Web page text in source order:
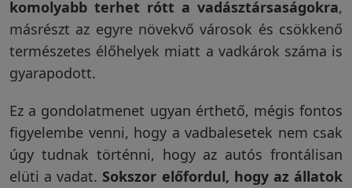
komolyabb terhet rótt a vadásztársaságokra,
másrészt az egyre növekvő városok és csökkenő
természetes élőhelyek miatt a vadkárok száma is
gyarapodott.
Ez a gondolatmenet ugyan érthető, mégis fontos
figyelembe venni, hogy a vadbalesetek nem csak
úgy tudnak történni, hogy az autós frontálisan
elüti a vadat. Sokszor előfordul, hogy az állatok